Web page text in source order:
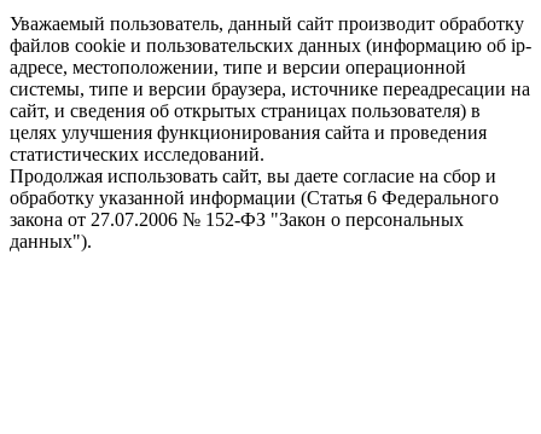
Уважаемый пользователь, данный сайт производит обработку
файлов cookie и пользовательских данных (информацию об ip-
адресе, местоположении, типе и версии операционной
системы, типе и версии браузера, источнике переадресации на
сайт, и сведения об открытых страницах пользователя) в
целях улучшения функционирования сайта и проведения
статистических исследований.
Продолжая использовать сайт, вы даете согласие на сбор и
обработку указанной информации (Статья 6 Федерального
закона от 27.07.2006 № 152-ФЗ "Закон о персональных
данных").